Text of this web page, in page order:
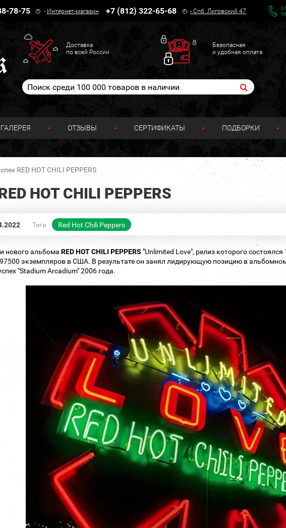
78-75 - Интернет-магазин +7 (812) 322-65-68 -Спб. Лиговский 47
Доставка
по всей России
Безопасная
и удобная оплата
ГАЛЕРЕЯ ОТЗЫВЫ СЕРТИФИКАТЫ ПОДБОРКИ
RED HOT CHILI PEPPERS
HOT CHILI PEPPERS
Теги Red Hot Chili Peppers
нового альбома RED HOT CHILI PEPPERS "Unlimited Love", релиз которого
экземпляров в США. В результате он занял лидирующую позицию в
"Stadium Arcadium" 2006 года.